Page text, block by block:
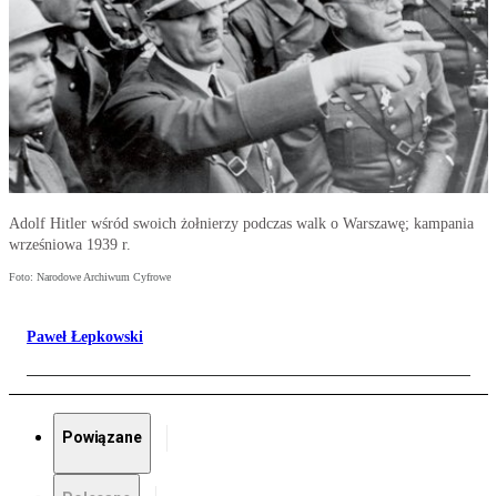
Adolf Hitler wśród swoich żołnierzy podczas walk o Warszawę; kampania
wrześniowa 1939 r.
Foto: Narodowe Archiwum Cyfrowe
Paweł Łepkowski
Powiązane